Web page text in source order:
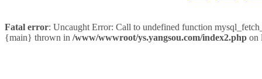
Fatal error: Uncaught Error: Call to undefined function
{main} thrown in /www/wwwroot/ys.yangsou.com/index2.php on